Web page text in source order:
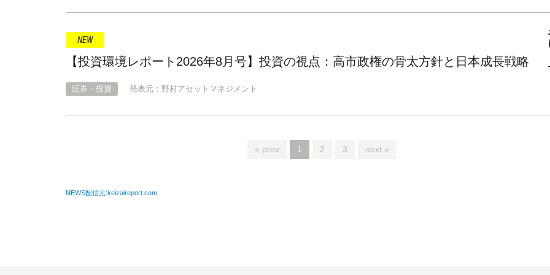
【投資環境レポート2026年8月号】投資の視点：高市政権の骨太方針と⽇本成⻑戦略
証券・投資 発表元：野村アセットマネジメント
« prev 1 2 3 next »
NEWS配信元:keizaireport.com